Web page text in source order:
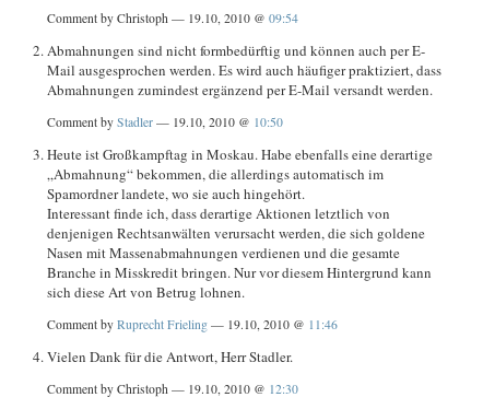
Comment by Christoph — 19.10, 2010 @ 09:54
Abmahnungen sind nicht formbedürftig und können auch per E-
Mail ausgesprochen werden. Es wird auch häufiger praktiziert, dass
Abmahnungen zumindest ergänzend per E-Mail versandt werden.
Comment by Stadler — 19.10, 2010 @ 10:50
Heute ist Großkampftag in Moskau. Habe ebenfalls eine derartige
„Abmahnung“ bekommen, die allerdings automatisch im
Spamordner landete, wo sie auch hingehört.
Interessant finde ich, dass derartige Aktionen letztlich von
denjenigen Rechtsanwälten verursacht werden, die sich goldene
Nasen mit Massenabmahnungen verdienen und die gesamte
Branche in Misskredit bringen. Nur vor diesem Hintergrund kann
sich diese Art von Betrug lohnen.
Comment by Ruprecht Frieling — 19.10, 2010 @ 11:46
Vielen Dank für die Antwort, Herr Stadler.
Comment by Christoph — 19.10, 2010 @ 12:30